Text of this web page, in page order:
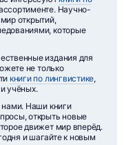
Научно-
открытий,
которые
издания для
не только
книги по лингвистике,
учёных.
нами. Наши книги
открыть новые
движет мир вперёд.
и шагайте к новым